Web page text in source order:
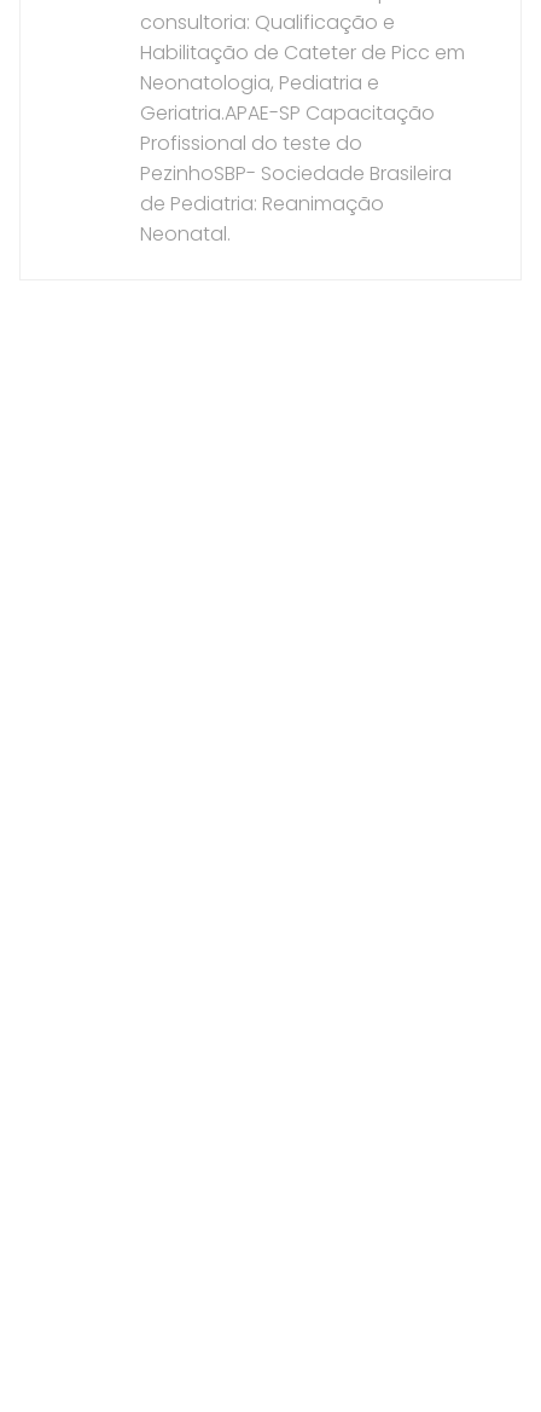
consultoria: Qualificação e
Habilitação de Cateter de Picc em
Neonatologia, Pediatria e
Geriatria.APAE-SP Capacitação
Profissional do teste do
PezinhoSBP- Sociedade Brasileira
de Pediatria: Reanimação
Neonatal.